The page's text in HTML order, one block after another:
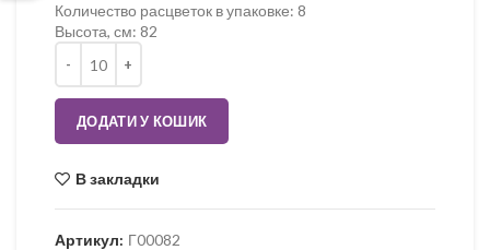
Количество расцветок в упаковке: 8
Высота, см: 82
ДОДАТИ У КОШИК
В закладки
Артикул: Г00082